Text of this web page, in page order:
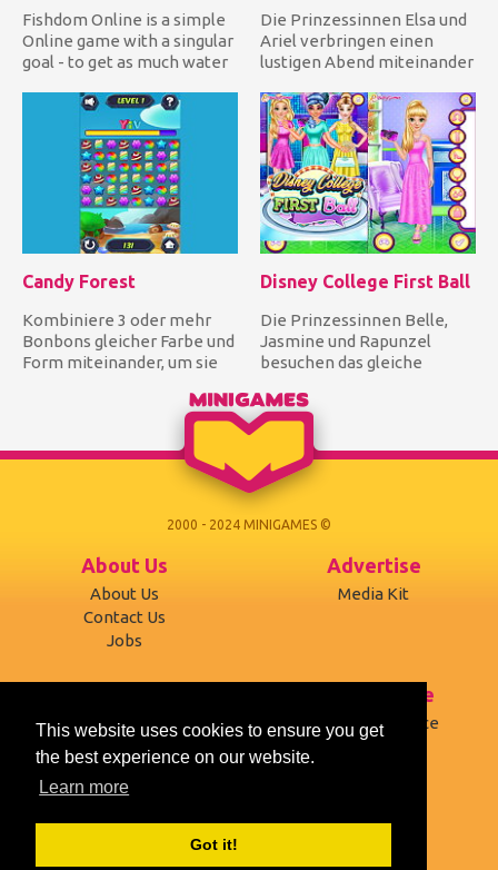
This website uses cookies to ensure you get
the best experience on our website.
Learn more
Got it!
Fishdom Online is a simple
Online game with a singular
goal - to get as much water
Die Prinzessinnen Elsa und
Ariel verbringen einen
lustigen Abend miteinander
Candy Forest
Kombiniere 3 oder mehr
Bonbons gleicher Farbe und
Form miteinander, um sie
Disney College First Ball
Die Prinzessinnen Belle,
Jasmine und Rapunzel
besuchen das gleiche
der e...
2000 - 2024 MINIGAMES ©
About Us
About Us
Contact Us
Jobs
Advertise
Media Kit
Developers
Affiliates
Mobile version
Terms of use
Terms of Service
Privacy Policy
Social